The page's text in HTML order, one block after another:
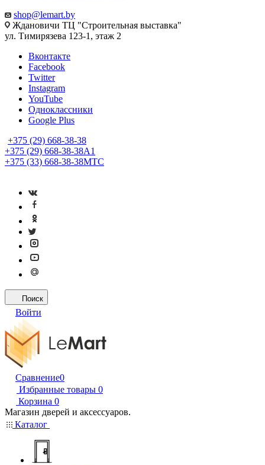
shop@lemart.by
Ждановичи ТЦ "Строительная выставка"
ул. Тимирязева 123-1, этаж 2
Вконтакте
Facebook
Twitter
Instagram
YouTube
Одноклассники
Google Plus
+375 (29) 668-38-38
+375 (29) 668-38-38A1
+375 (33) 668-38-38МТС
Поиск
Войти
Сравнение0
Избранные товары 0
Корзина 0
Магазин дверей и аксессуаров.
Каталог